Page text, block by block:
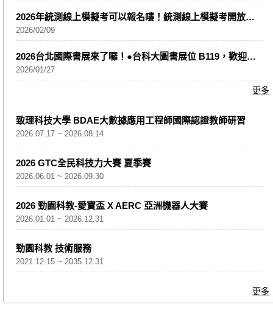
2026年統測線上模擬考可以報名嘍！統測線上模擬考開放報名！透過線上模擬考，熟悉考題型式與解題技巧，
2026/02/09
2026台北國際書展來了囉！●台科大圖書展位 B119，歡迎大家共同來參與這場閱讀與出版的嘉年華會●
2026/01/27
更多
致理科技大學 BDAE大數據應用工程師國際認證教師研習
2026.07.17 ~ 2026.08.14
2026 GTC全民科技力大賽 夏季賽
2026.06.01 ~ 2026.09.30
2026 勁園科教-愛寶盃 X AERC 亞洲機器人大賽
2026.01.01 ~ 2026.12.31
勁園科教 技術服務
2021.12.15 ~ 2035.12.31
更多